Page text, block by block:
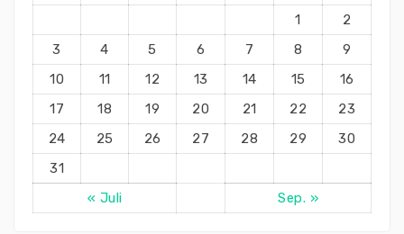
1
2
3
4 5 6 7 8
9
10
11 12 13 14 15
16
17
18 19 20 21 22
23
24
25 26 27 28 29
30
31
« Juli
Sep. »